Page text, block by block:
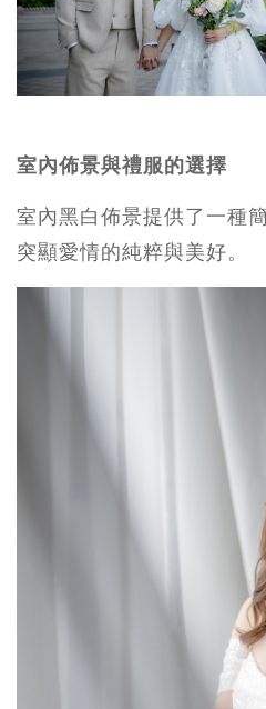
室內佈景與禮服的選擇
室內黑白佈景提供了一種
突顯愛情的純粹與美好。